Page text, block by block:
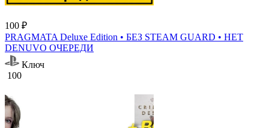
100 ₽
PRAGMATA Deluxe Edition • БЕЗ STEAM GUARD • НЕТ
DENUVO ОЧЕРЕДИ
Ключ
100